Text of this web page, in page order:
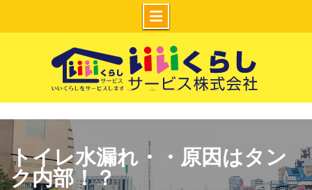
Skip
いいくらしサー
トイレ水漏れ・・原因はタン
ク内部！？